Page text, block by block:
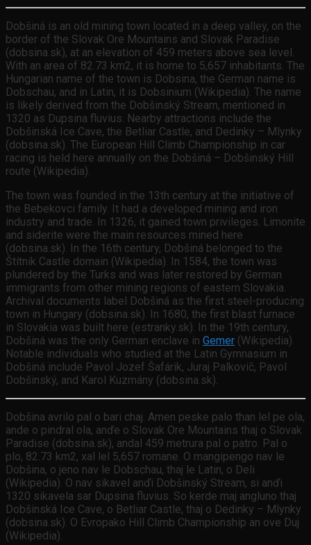
Dobšiná is an old mining town located in a deep valley, on the
border of the Slovak Ore Mountains and Slovak Paradise
(dobsina.sk), at an elevation of 459 meters above sea level.
With an area of 82.73 km2, it is home to 5,657 inhabitants. The
Hungarian name of the town is Dobsina, the German name is
Dobschau, and in Latin, it is Dobsinium (Wikipedia). The name
is likely derived from the Dobšinský Stream, mentioned in
1320 as Dupsina fluvius. Nearby attractions include the
Dobšinská Ice Cave, the Betliar Castle, and Dedinky – Mlynky
(dobsina.sk). The European Hill Climb Championship in car
racing is held here annually on the Dobšiná – Dobšinský Hill
route (Wikipedia).
The town was founded in the 13th century at the initiative of
the Bebekovci family. It had a developed mining and iron
industry and trade. In 1326, it gained town privileges. Limonite
and siderite were the main resources mined here
(dobsina.sk). In the 16th century, Dobšiná belonged to the
Štítnik Castle domain (Wikipedia). In 1584, the town was
plundered by the Turks and was later restored by German
immigrants from other mining regions of eastern Slovakia.
Archival documents label Dobšiná as the first steel-producing
town in Hungary (dobsina.sk). In 1680, the first blast furnace
in Slovakia was built here (estranky.sk). In the 19th century,
Dobšiná was the only German enclave in Gemer (Wikipedia).
Notable individuals who studied at the Latin Gymnasium in
Dobšiná include Pavol Jozef Šafárik, Juraj Palkovič, Pavol
Dobšinský, and Karol Kuzmány (dobsina.sk).
Dobšina avrilo pal o bari chaj. Amen peske palo than lel pe ola,
ande o pindral ola, anďe o Slovak Ore Mountains thaj o Slovak
Paradise (dobsina.sk), andal 459 metrura pal o patro. Pal o
plo, 82.73 km2, xal lel 5,657 romane. O mangipengo nav le
Dobšina, o jeno nav le Dobschau, thaj le Latin, o Deli
(Wikipedia). O nav sikavel anďi Dobšinský Stream, si anďi
1320 sikavela sar Dupsina fluvius. So kerde maj angluno thaj
Dobšinská Ice Cave, o Betliar Castle, thaj o Dedinky – Mlynky
(dobsina.sk). O Evropako Hill Climb Championship an ove Duj
(Wikipedia).